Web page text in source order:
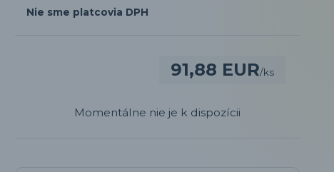
Nie sme platcovia DPH
91,88 EUR/ks
Momentálne nie je k dispozícii